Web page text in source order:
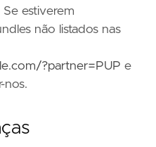
estiverem
não listados nas
?partner=PUP e
nos.